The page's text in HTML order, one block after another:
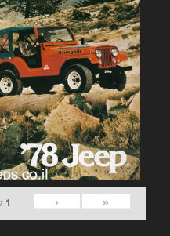
«
‹
1